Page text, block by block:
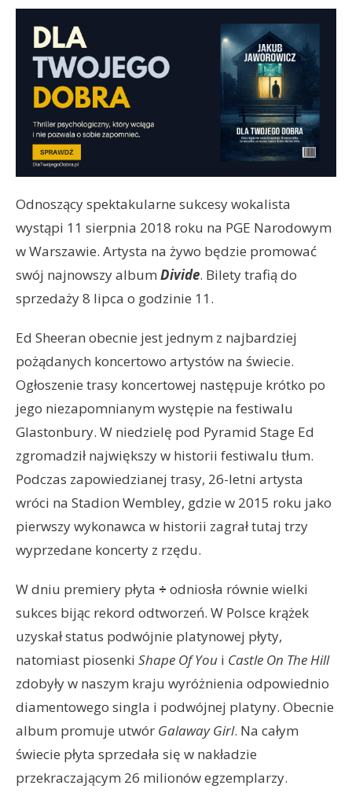
Odnoszący spektakularne sukcesy wokalista
wystąpi 11 sierpnia 2018 roku na PGE Narodowym
w Warszawie. Artysta na żywo będzie promować
swój najnowszy album Divide. Bilety trafią do
sprzedaży 8 lipca o godzinie 11.
Ed Sheeran obecnie jest jednym z najbardziej
pożądanych koncertowo artystów na świecie.
Ogłoszenie trasy koncertowej następuje krótko po
jego niezapomnianym występie na festiwalu
Glastonbury. W niedzielę pod Pyramid Stage Ed
zgromadził największy w historii festiwalu tłum.
Podczas zapowiedzianej trasy, 26-letni artysta
wróci na Stadion Wembley, gdzie w 2015 roku jako
pierwszy wykonawca w historii zagrał tutaj trzy
wyprzedane koncerty z rzędu.
W dniu premiery płyta ÷odniosła równie wielki
sukces bijąc rekord odtworzeń. W Polsce krążek
uzyskał status podwójnie platynowej płyty,
natomiast piosenki Shape Of You i Castle On The Hill
zdobyły w naszym kraju wyróżnienia odpowiednio
diamentowego singla i podwójnej platyny. Obecnie
album promuje utwór Galaway Girl. Na całym
świecie płyta sprzedała się w nakładzie
przekraczającym 26 milionów egzemplarzy.